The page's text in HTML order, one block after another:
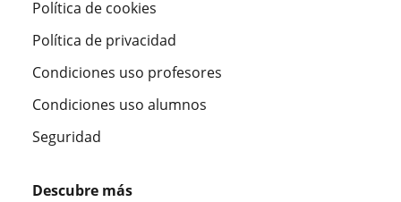
Política de cookies
Política de privacidad
Condiciones uso profesores
Condiciones uso alumnos
Seguridad
Descubre más